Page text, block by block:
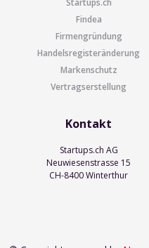
Startups.ch
Findea
Firmengründung
Handelsregisteränderung
Markenschutz
Vertragserstellung
Kontakt
Startups.ch AG
Neuwiesenstrasse 15
CH-8400 Winterthur